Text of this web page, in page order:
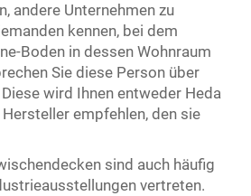
andere Unternehmen zu
kennen, bei dem
Boden in dessen Wohnraum
Sie diese Person über
wird Ihnen entweder Heda
empfehlen, den sie
sind auch häufig
vertreten.